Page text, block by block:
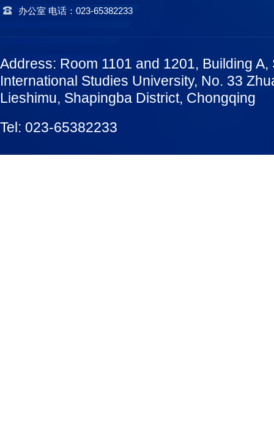
办公室 电话：023-65382233
Address: Room 1101 and 1201, Building A,
International Studies University, No. 33
Lieshimu, Shapingba District, Chongqing
Tel: 023-65382233